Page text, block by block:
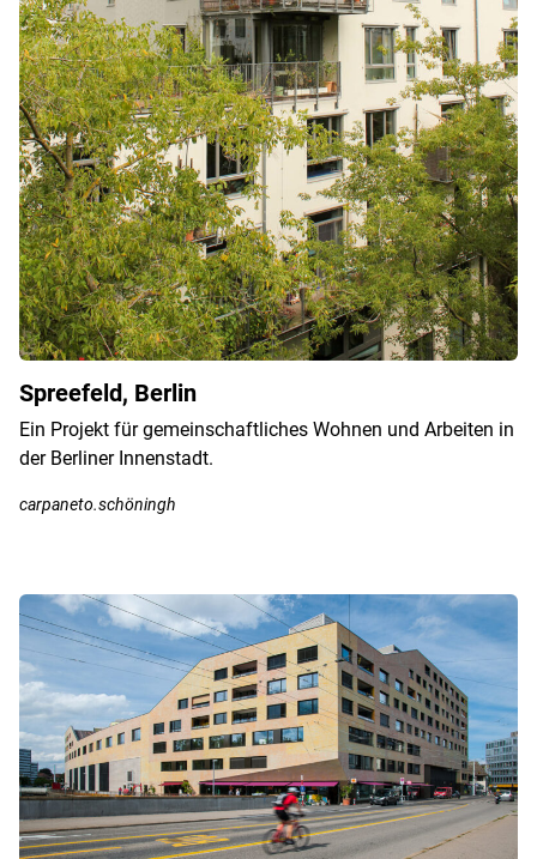
Spreefeld, Berlin
Ein Projekt für gemeinschaftliches Wohnen und Arbeiten in
der Berliner Innenstadt.
carpaneto.schöningh